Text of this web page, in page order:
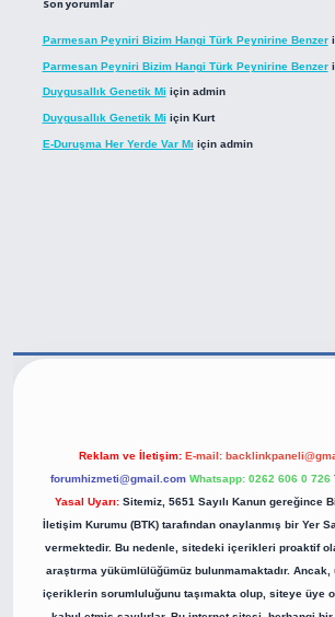
Son yorumlar
Parmesan Peyniri Bizim Hangi Türk Peynirine Benzer
Parmesan Peyniri Bizim Hangi Türk Peynirine Benzer
Duygusallık Genetik Mi için admin
Duygusallık Genetik Mi için Kurt
E-Duruşma Her Yerde Var Mı için admin
Reklam ve İletişim: E-mail:
forumhizmeti@gmail.com Whatsapp: 0262 606 0 726
Yasal Uyarı: Sitemiz, 5651 Sayılı Kanun gereğince
İletişim Kurumu (BTK) tarafından onaylanmış bir Yer
vermektedir. Bu nedenle, sitedeki içerikleri proaktif
araştırma yükümlülüğümüz bulunmamaktadır. Ancak,
içeriklerin sorumluluğunu taşımakta olup, siteye üye